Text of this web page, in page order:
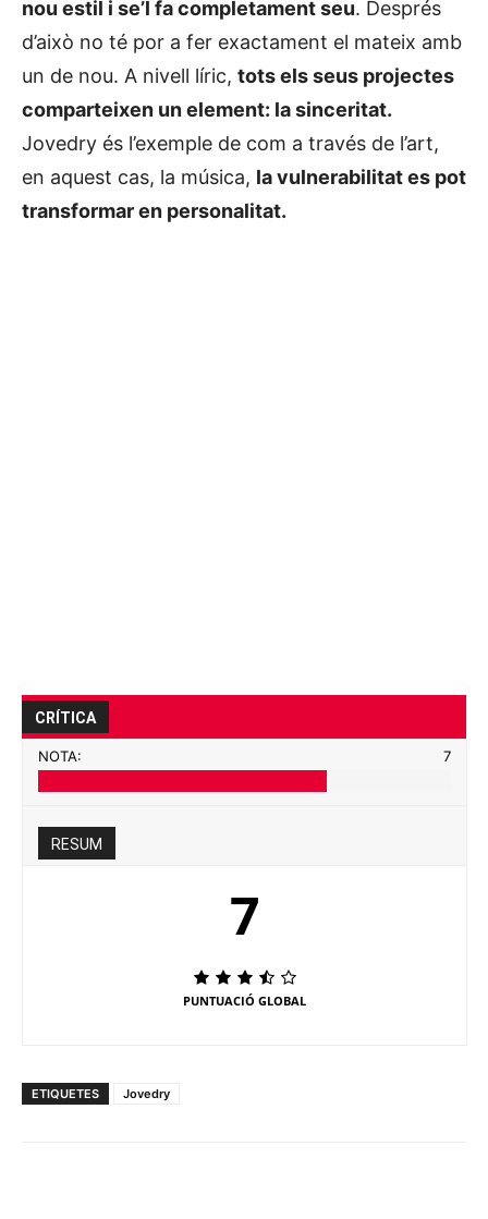
nou estil i se’l fa completament seu. Després
d’això no té por a fer exactament el mateix amb
un de nou. A nivell líric, tots els seus projectes
comparteixen un element: la sinceritat.
Jovedry és l’exemple de com a través de l’art,
en aquest cas, la música, la vulnerabilitat es pot
transformar en personalitat.
CRÍTICA
NOTA: 7
RESUM
7
PUNTUACIÓ GLOBAL
ETIQUETES Jovedry